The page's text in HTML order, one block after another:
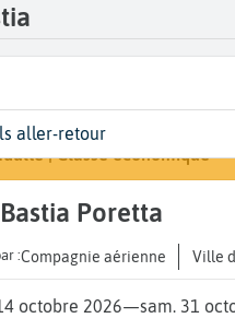
Poretta (BIA)
de votre voyage
| Classe
| Classe économique
aller-retour
Poretta
: Compagnie aérienne Ville
octobre 2026—sam. 31